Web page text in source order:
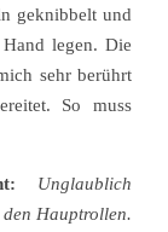
geknibbelt und
legen. Die
sehr berührt
So muss
Unglaublich
Hauptrollen.